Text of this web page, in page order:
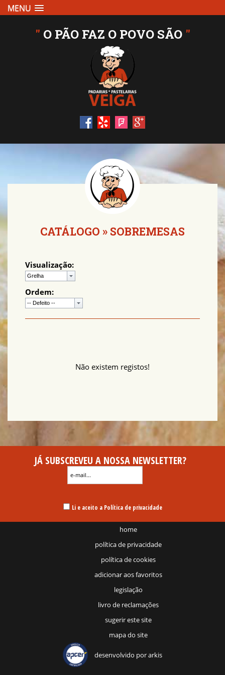
MENU
" O PÃO FAZ O POVO SÃO "
CATÁLOGO » SOBREMESAS
Visualização:
Ordem:
Não existem registos!
JÁ SUBSCREVEU A NOSSA NEWSLETTER?
Li e aceito a Política de privacidade
home
política de privacidade
política de cookies
adicionar aos favoritos
legislação
livro de reclamações
sugerir este site
mapa do site
desenvolvido porarkis